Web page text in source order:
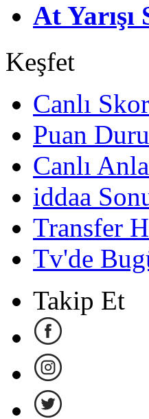
At Yarışı
Keşfet
Canlı Skor
Puan
Canlı
iddaa
Transfer
Tv'de
Takip Et